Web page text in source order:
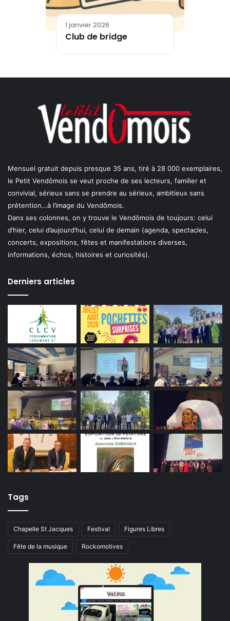
1 janvier 2026
Club de bridge
Mensuel gratuit depuis presque 35 ans, tiré à 28 000 exemplaires,
le Petit Vendômois se veut proche de ses lecteurs, familier et
convivial, sérieux sans se prendre au sérieux, ambitieux sans
prétention…à l’image du Vendômois.
Dans ses colonnes, on y trouve le Vendômois de toujours: celui
d’hier, celui d’aujourd’hui, celui de demain (agenda, spectacles,
concerts, expositions, fêtes et manifestations diverses,
informations, échos, histoires et curiosités).
Derniers articles
Tags
Chapelle St Jacques Festival Figures Libres
Fête de la musique Rockomotives